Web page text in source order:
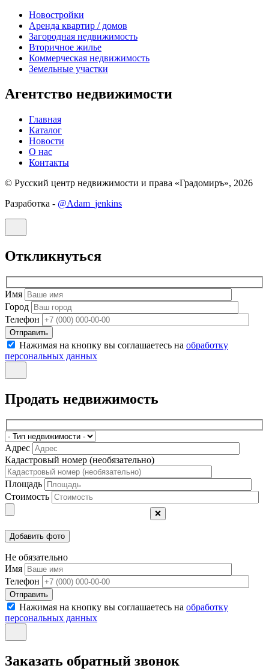
Новостройки
Аренда квартир / домов
Загородная недвижимость
Вторичное жилье
Коммерческая недвижимость
Земельные участки
Агентство недвижимости
Главная
Каталог
Новости
О нас
Контакты
© Русский центр недвижимости и права «Градомиръ», 2026
Разработка - @Adam_jenkins
Откликнуться
Имя
Город
Телефон
Отправить
Нажимая на кнопку вы соглашаетесь на обработку
персональных данных
Продать недвижимость
Адрес
Кадастровый номер (необязательно)
Площадь
Стоимость
❌
Не обязательно
Имя
Телефон
Отправить
Нажимая на кнопку вы соглашаетесь на обработку
персональных данных
Заказать обратный звонок